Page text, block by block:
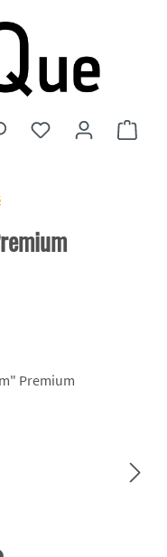
Du hast 0